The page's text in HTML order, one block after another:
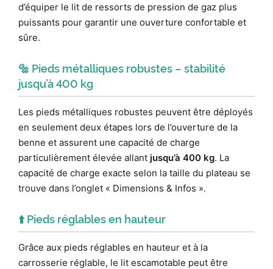
d’équiper le lit de ressorts de pression de gaz plus
puissants pour garantir une ouverture confortable et
sûre.
🔩 Pieds métalliques robustes – stabilité
jusqu’à 400 kg
Les pieds métalliques robustes peuvent être déployés
en seulement deux étapes lors de l’ouverture de la
benne et assurent une capacité de charge
particulièrement élevée allant jusqu’à 400 kg. La
capacité de charge exacte selon la taille du plateau se
trouve dans l’onglet « Dimensions & Infos ».
⬆️ Pieds réglables en hauteur
Grâce aux pieds réglables en hauteur et à la
carrosserie réglable, le lit escamotable peut être